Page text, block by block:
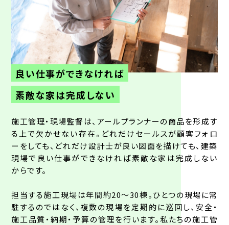
良い仕事ができなければ
素敵な家は完成しない
施工管理・現場監督は、アールプランナーの商品を形成す
る上で欠かせない存在。どれだけセールスが顧客フォロ
ーをしても、どれだけ設計士が良い図面を描けても、建築
現場で良い仕事ができなければ素敵な家は完成しない
からです。
担当する施工現場は年間約20〜30棟。ひとつの現場に常
駐するのではなく、複数の現場を定期的に巡回し、安全・
施工品質・納期・予算の管理を行います。私たちの施工管